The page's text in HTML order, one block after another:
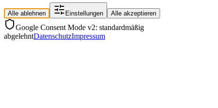
Alle ablehnen Einstellungen Alle akzeptieren
Google Consent Mode v2: standardmäßig
abgelehntDatenschutzImpressum